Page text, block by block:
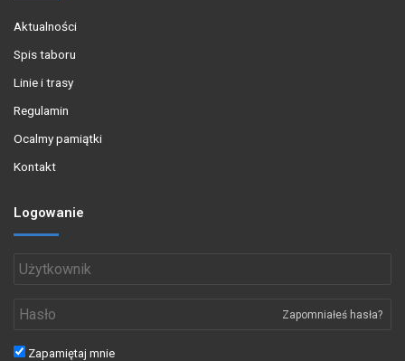
Aktualności
Spis taboru
Linie i trasy
Regulamin
Ocalmy pamiątki
Kontakt
Logowanie
Zapomniałeś hasła?
Zapamiętaj mnie